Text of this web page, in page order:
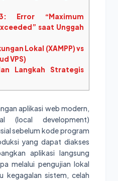
Error “Maximum
saat Unggah
Lokal (XAMPP) vs
VPS)
Langkah Strategis
aplikasi web modern,
(local development)
sebelum kode program
yang dapat diakses
aplikasi langsung
melalui pengujian lokal
kegagalan sistem, celah